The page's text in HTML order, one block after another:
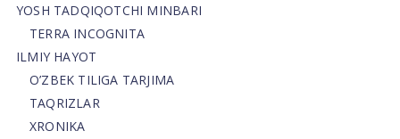
YOSH TADQIQOTCHI MINBARI
TERRA INCOGNITA
ILMIY HAYOT
O’ZBEK TILIGA TARJIMA
TAQRIZLAR
XRONIKA